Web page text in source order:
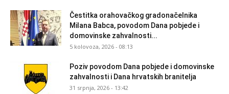
Čestitka orahovačkog gradonačelnika
Milana Babca, povodom Dana pobjede i
domovinske zahvalnosti...
5 kolovoza, 2026 - 08:13
Poziv povodom Dana pobjede i domovinske
zahvalnosti i Dana hrvatskih branitelja
31 srpnja, 2026 - 13:42